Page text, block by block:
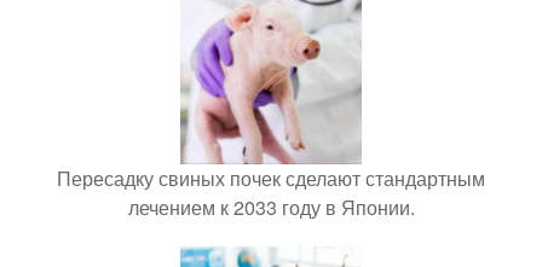
Пересадку свиных почек сделают стандартным
лечением к 2033 году в Японии.